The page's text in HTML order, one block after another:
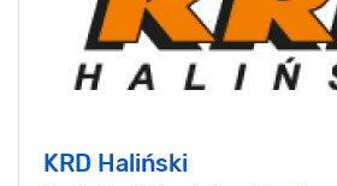
KRD Haliński